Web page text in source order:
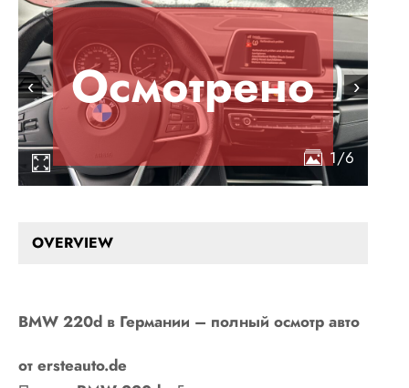
Осмотрено
1/6
‹ ›
OVERVIEW
BMW 220d в Германии – полный осмотр авто
от ersteauto.de